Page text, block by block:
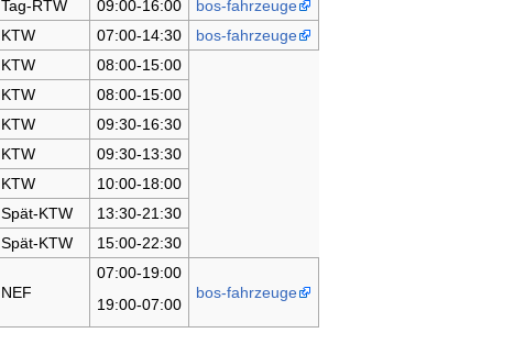
Tag-RTW 09:00-16:00
bos-fahrzeuge
KTW 07:00-14:30
bos-fahrzeuge
KTW
08:00-15:00
KTW
08:00-15:00
KTW
09:30-16:30
KTW
09:30-13:30
KTW
10:00-18:00
Spät-KTW
13:30-21:30
Spät-KTW 15:00-22:30
NEF
07:00-19:00
19:00-07:00
bos-fahrzeuge